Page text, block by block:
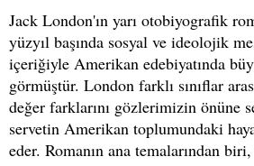
Jack London'ın yarı otobiyografik
yüzyıl başında sosyal ve ideolojik
içeriğiyle Amerikan edebiyatında
görmüştür. London farklı sınıflar
değer farklarını gözlerimizin önüne
servetin Amerikan toplumundaki
eder. Romanın ana temalarından